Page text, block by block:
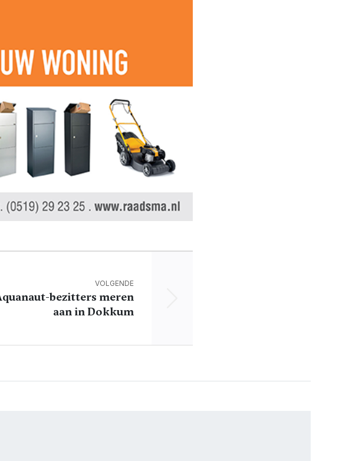
VOLGENDE
bezitters meren
aan in Dokkum